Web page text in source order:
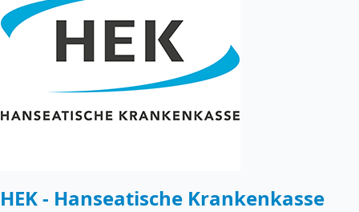
HEK - Hanseatische Krankenkasse